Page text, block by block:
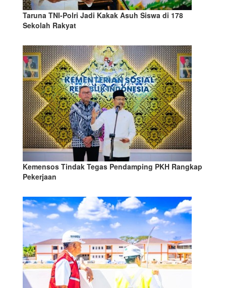
Taruna TNI-Polri Jadi Kakak Asuh Siswa di 178
Sekolah Rakyat
Kemensos Tindak Tegas Pendamping PKH Rangkap
Pekerjaan